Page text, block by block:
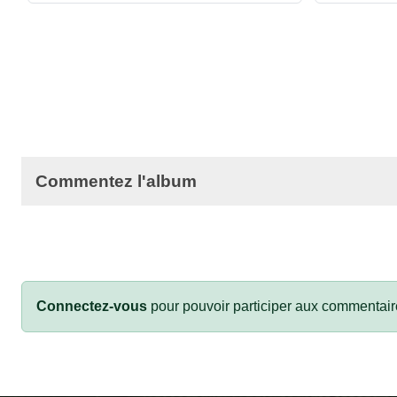
Commentez l'album
Connectez-vous pour pouvoir participer aux